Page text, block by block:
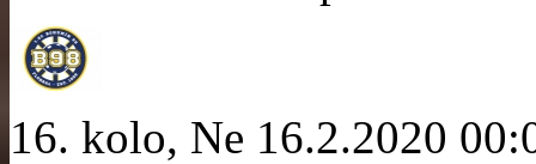
16. kolo, Ne 16.2.2020